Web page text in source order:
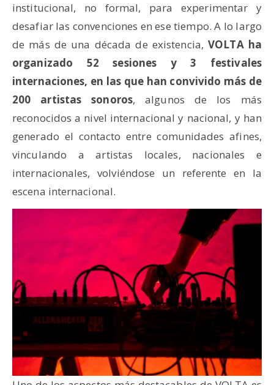
institucional, no formal, para experimentar y
desafiar las convenciones en ese tiempo. A lo largo
de más de una década de existencia,VOLTA ha
organizado 52 sesiones y 3 festivales
internaciones, en las que han convivido más de
200 artistas sonoros, algunos de los más
reconocidos a nivel internacional y nacional, y han
generado el contacto entre comunidades afines,
vinculando a artistas locales, nacionales e
internacionales, volviéndose un referente en la
escena internacional.